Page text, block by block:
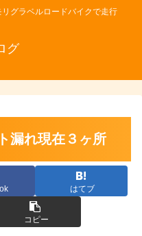
グラベルロードバイクで走行
グ
漏れ現在３ヶ所
はてブ
コピー